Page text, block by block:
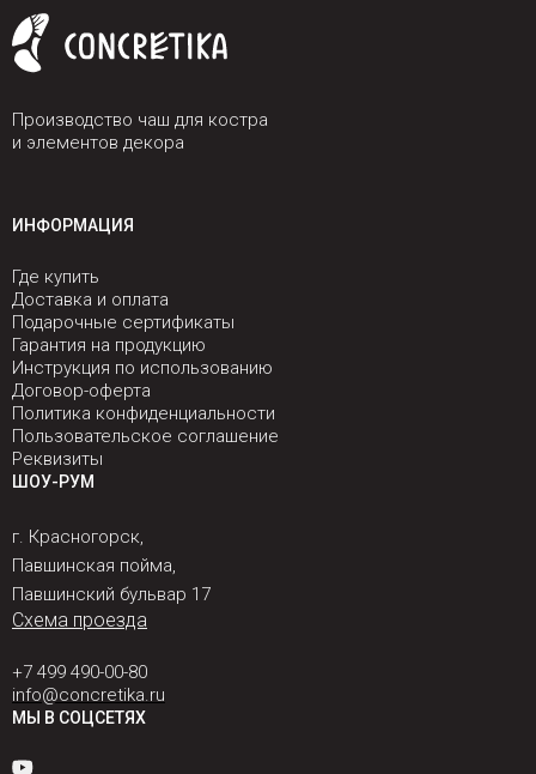
Производство чаш для костра
и элементов декора
ИНФОРМАЦИЯ
Где купить
Доставка и оплата
Подарочные сертификаты
Гарантия на продукцию
Инструкция по использованию
Договор-оферта
Политика конфиденциальности
Пользовательское соглашение
Реквизиты
ШОУ-РУМ
г. Красногорск,
Павшинская пойма,
Павшинский бульвар 17
Схема проезда
+7 499 490-00-80
info@concretika.ru
МЫ В СОЦСЕТЯХ